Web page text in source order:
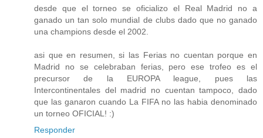
desde que el torneo se oficializo el Real Madrid no a
ganado un tan solo mundial de clubs dado que no ganado
una champions desde el 2002.
asi que en resumen, si las Ferias no cuentan porque en
Madrid no se celebraban ferias, pero ese trofeo es el
precursor de la EUROPA league, pues las
Intercontinentales del madrid no cuentan tampoco, dado
que las ganaron cuando La FIFA no las habia denominado
un torneo OFICIAL! :)
Responder